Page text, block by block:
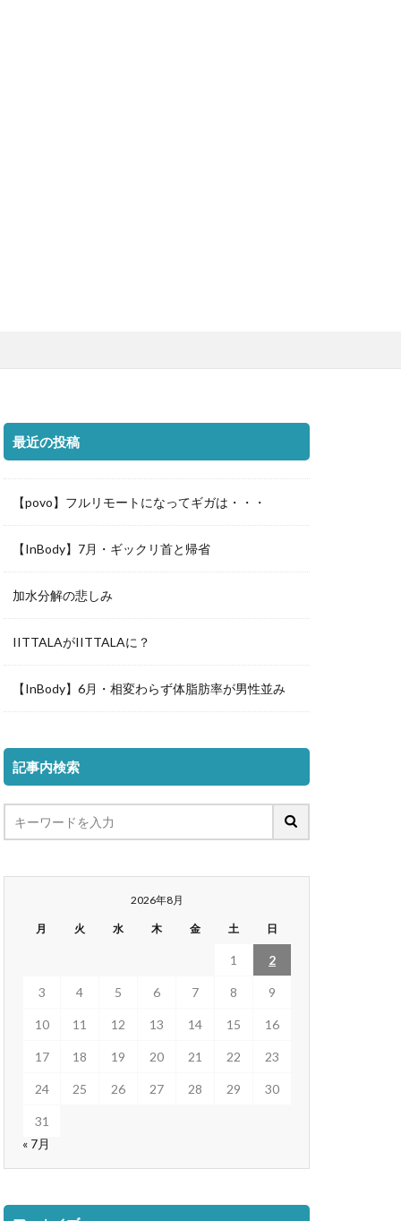
最近の投稿
【povo】フルリモートになってギガは・・・
【InBody】7月・ギックリ首と帰省
加水分解の悲しみ
IITTALAがIITTALAに？
【InBody】6月・相変わらず体脂肪率が男性並み
記事内検索
2026年8月
月 火 水 木 金 土 日
1 2
3 4 5 6 7 8 9
10 11 12 13 14 15 16
17 18 19 20 21 22 23
24 25 26 27 28 29 30
31
« 7月